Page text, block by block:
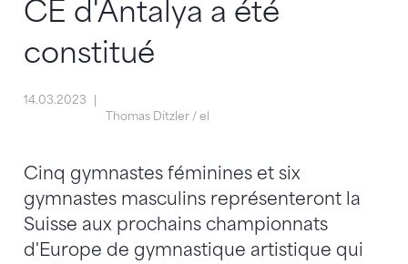
CE d'Antalya a été
constitué
14.03.2023
Thomas Ditzler / el
Cinq gymnastes féminines et six
gymnastes masculins représenteront la
Suisse aux prochains championnats
d'Europe de gymnastique artistique qui